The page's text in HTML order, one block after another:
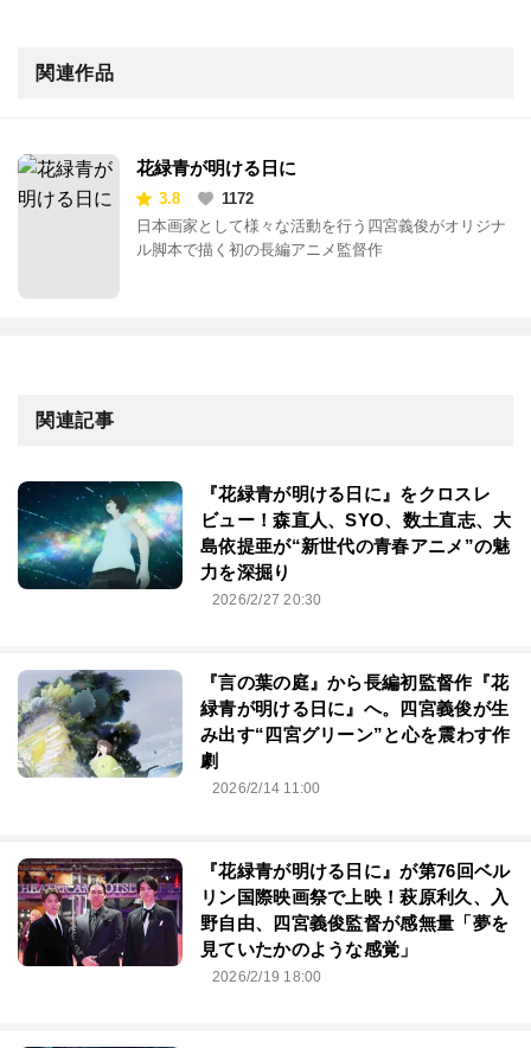
関連作品
花緑青が明ける日に
3.8
1172
日本画家として様々な活動を行う四宮義俊がオリジナ
ル脚本で描く初の長編アニメ監督作
関連記事
『花緑青が明ける日に』をクロスレ
ビュー！森直人、SYO、数土直志、大
島依提亜が“新世代の青春アニメ”の魅
力を深掘り
2026/2/27 20:30
『言の葉の庭』から長編初監督作『花
緑青が明ける日に』へ。四宮義俊が生
み出す“四宮グリーン”と心を震わす作
劇
2026/2/14 11:00
『花緑青が明ける日に』が第76回ベル
リン国際映画祭で上映！萩原利久、入
野自由、四宮義俊監督が感無量「夢を
見ていたかのような感覚」
2026/2/19 18:00